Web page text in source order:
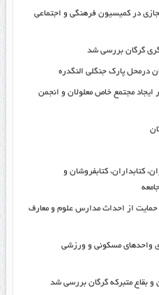
در کمیسیون فرهنگی و اجتماعی
گرگان بررسی شد
درمحل پارک جنگلی النگدره
مجتمع خاص معلولان و انجمن
کتابداران، کتابفروشان و
حمایت از احداث مدارس علوم و معارف
واحدهای مسکونی و ورزشی
و بقاع متبرکه گرگان بررسی شد